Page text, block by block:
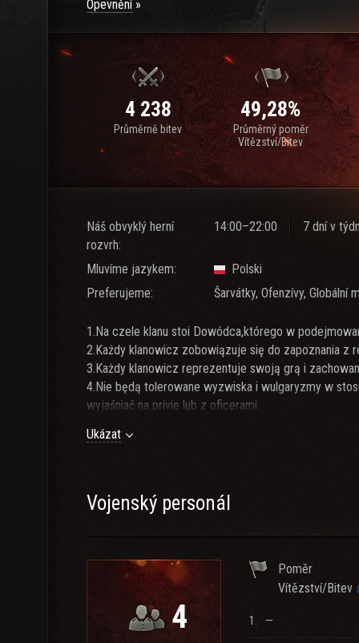
Opevnění
4 238
Průměrně bitev
49,28%
Průměrný poměr
Vítězství/Bitev
Náš obvyklý herní
rozvrh:
14:00–22:00 7 dní v
Mluvíme jazykem:
Polski
Preferujeme:
Šarvátky, Ofenzívy, Globální
1.Na czele klanu stoi Dowódca,którego w
2.Każdy klanowicz zobowiązuje się do zapoznania z
3.Każdy klanowicz reprezentuje swoją grą i
4.Nie będą tolerowane wyzwiska i wulgaryzmy w
wyjaśniać na privie lub z oficerami.
6.Zakaz obniżania rangi graczowi z powodów
9.Za wyjątkową aktywność klanowicz może zostać
10.Dowództwo zastrzega sobie możliwość zmiany
11.Wymagana jest minimalna ilość kostek
Ukázat
Vojenský personál
4
Poměr
Vítězství/Bitev
1. —